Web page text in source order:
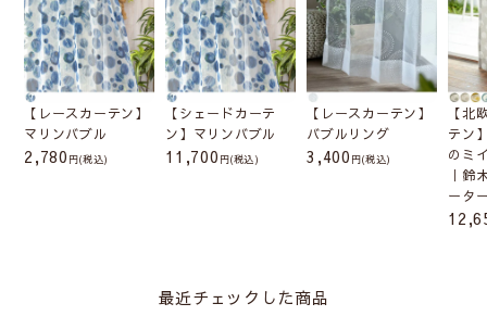
【レースカーテン】
マリンバブル
2,780 (税込)
【シェードカーテ
ン】マリンバブル
11,700 (税込)
【レースカーテン】
バブルリング
3,400 (税込)
【北
テン
のミ
｜鈴
ータ
最近チェックした商品